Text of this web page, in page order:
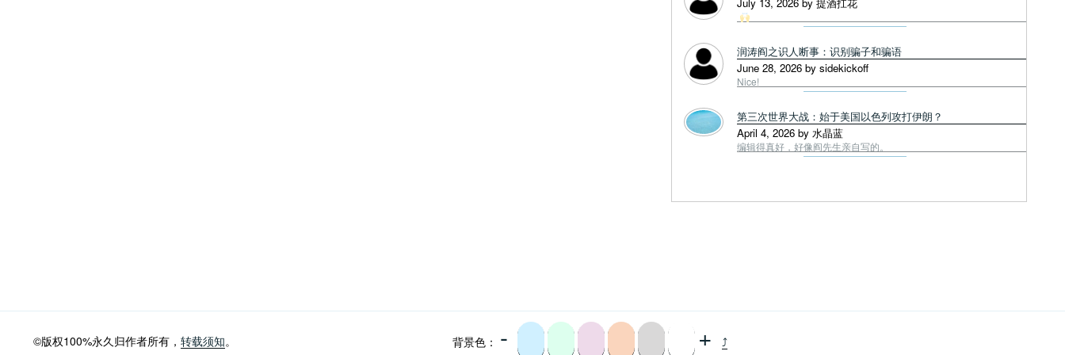
July 13, 2026 by 提酒扛花
润涛阎之识人断事：识别骗子和骗语
June 28, 2026 by sidekickoff
Nice!
第三次世界大战：始于美国以色列攻打伊朗？
April 4, 2026 by 水晶蓝
编辑得真好，好像阎先生亲自写的。
©版权100%永久归作者所有， 转载须知。 背景色： - + ⤴